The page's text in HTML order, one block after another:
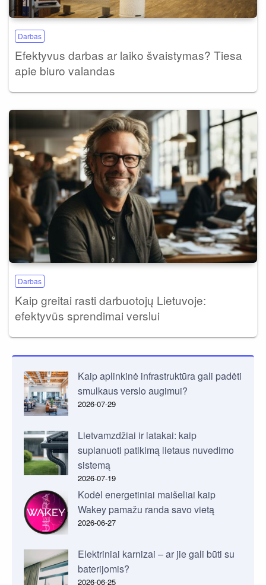
Darbas
Efektyvus darbas ar laiko švaistymas? Tiesa
apie biuro valandas
Darbas
Kaip greitai rasti darbuotojų Lietuvoje:
efektyvūs sprendimai verslui
Kaip aplinkinė infrastruktūra gali padėti
smulkaus verslo augimui?
2026-07-29
Lietvamzdžiai ir latakai: kaip
suplanuoti patikimą lietaus nuvedimo
sistemą
2026-07-19
Kodėl energetiniai maišeliai kaip
Wakey pamažu randa savo vietą
2026-06-27
Elektriniai karnizai – ar jie gali būti su
baterijomis?
2026-06-25